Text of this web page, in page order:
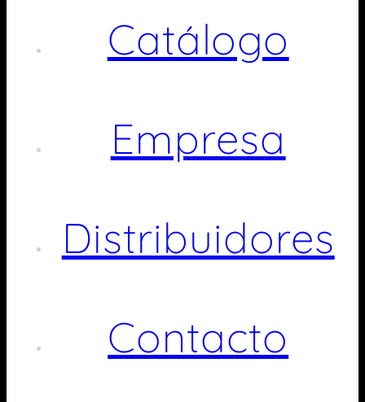
Catálogo
Empresa
Distribuidores
Contacto